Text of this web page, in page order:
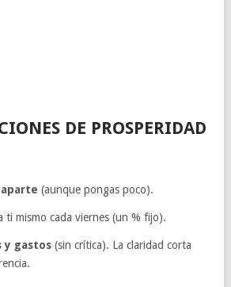
DE PROSPERIDAD
(aunque pongas poco).
ti mismo cada viernes (un % fijo).
y gastos (sin crítica). La claridad corta